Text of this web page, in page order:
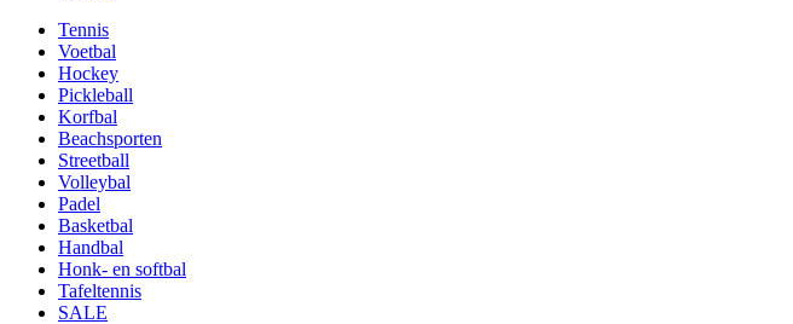
Tennis
Voetbal
Hockey
Pickleball
Korfbal
Beachsporten
Streetball
Volleybal
Padel
Basketbal
Handbal
Honk- en softbal
Tafeltennis
SALE